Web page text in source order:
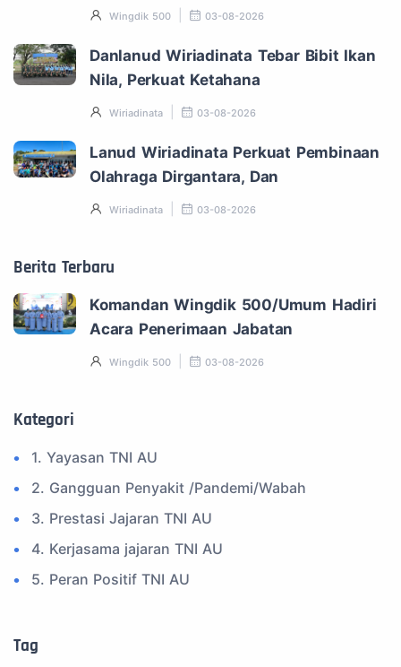
Wingdik 500 03-08-2026
Danlanud Wiriadinata Tebar Bibit Ikan
Nila, Perkuat Ketahana
Wiriadinata 03-08-2026
Lanud Wiriadinata Perkuat Pembinaan
Olahraga Dirgantara, Dan
Wiriadinata 03-08-2026
Berita Terbaru
Komandan Wingdik 500/Umum Hadiri
Acara Penerimaan Jabatan
Wingdik 500 03-08-2026
Kategori
1. Yayasan TNI AU
2. Gangguan Penyakit /Pandemi/Wabah
3. Prestasi Jajaran TNI AU
4. Kerjasama jajaran TNI AU
5. Peran Positif TNI AU
7. Spam Bukan Berita TNI
Tag